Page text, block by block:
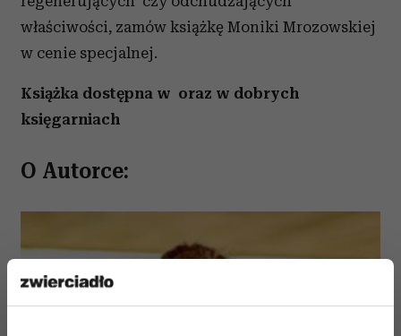
właściwości, zamów książkę Moniki Mrozowskiej
w cenie specjalnej.
Książka dostępna w oraz w dobrych
księgarniach
O Autorce: